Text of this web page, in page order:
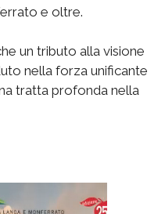
e oltre.
un tributo alla visione
nella forza unificante
tratta profonda nella